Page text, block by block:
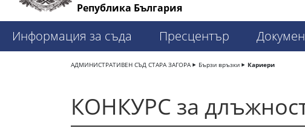
Република България
Информация за съда Пресцентър
АДМИНИСТРАТИВЕН СЪД СТАРА ЗАГОРА Бързи връзки Кариери
КОНКУРС за